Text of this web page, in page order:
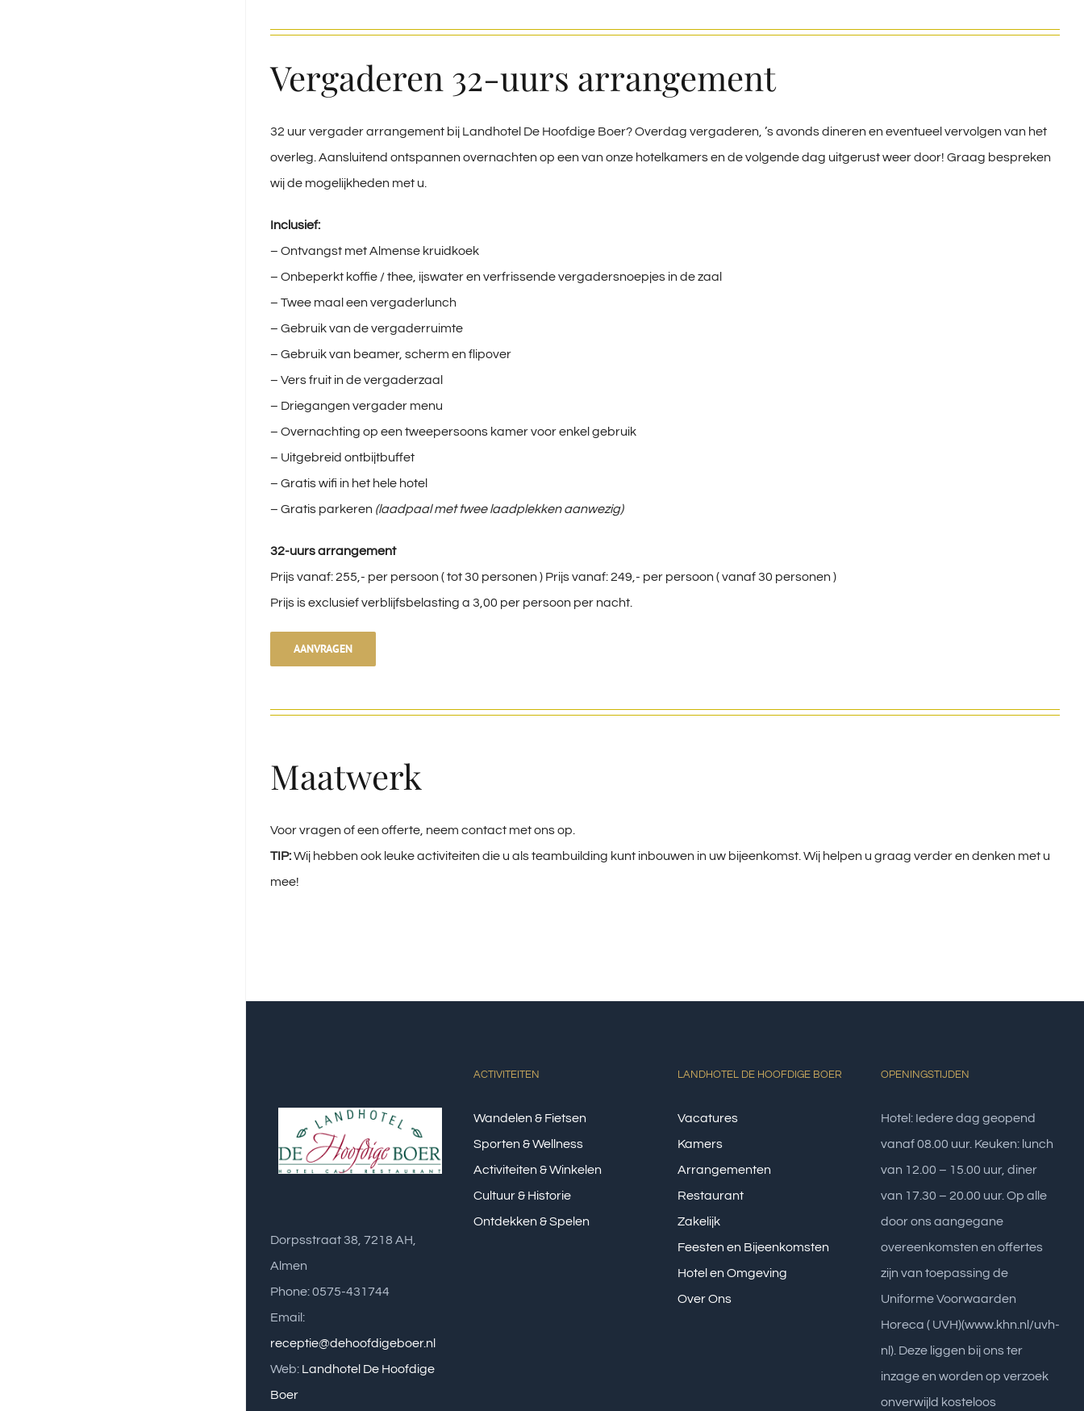
Vergaderen 32-uurs arrangement
32 uur vergader arrangement bij Landhotel De Hoofdige Boer? Overdag vergaderen, ’s avonds dineren en eventueel vervolgen van het
overleg. Aansluitend ontspannen overnachten op een van onze hotelkamers en de volgende dag uitgerust weer door! Graag bespreken
wij de mogelijkheden met u.
Inclusief:
– Ontvangst met Almense kruidkoek
– Onbeperkt koffie / thee, ijswater en verfrissende vergadersnoepjes in de zaal
– Twee maal een vergaderlunch
– Gebruik van de vergaderruimte
– Gebruik van beamer, scherm en flipover
– Vers fruit in de vergaderzaal
– Driegangen vergader menu
– Overnachting op een tweepersoons kamer voor enkel gebruik
– Uitgebreid ontbijtbuffet
– Gratis wifi in het hele hotel
– Gratis parkeren (laadpaal met twee laadplekken aanwezig)
32-uurs arrangement
Prijs vanaf: 255,- per persoon ( tot 30 personen ) Prijs vanaf: 249,- per persoon ( vanaf 30 personen )
Prijs is exclusief verblijfsbelasting a 3,00 per persoon per nacht.
AANVRAGEN
Maatwerk
Voor vragen of een offerte, neem contact met ons op.
TIP:Wij hebben ook leuke activiteiten die u als teambuilding kunt inbouwen in uw bijeenkomst. Wij helpen u graag verder en denken met u
mee!
Dorpsstraat 38, 7218 AH,
Almen
Phone: 0575-431744
Email:
receptie@dehoofdigeboer.nl
Web: Landhotel De Hoofdige
Boer
ACTIVITEITEN
Wandelen & Fietsen
Sporten & Wellness
Activiteiten & Winkelen
Cultuur & Historie
Ontdekken & Spelen
LANDHOTEL DE HOOFDIGE BOER
Vacatures
Kamers
Arrangementen
Restaurant
Zakelijk
Feesten en Bijeenkomsten
Hotel en Omgeving
Over Ons
OPENINGSTIJDEN
Hotel: Iedere dag geopend
vanaf 08.00 uur. Keuken: lunch
van 12.00 – 15.00 uur, diner
van 17.30 – 20.00 uur. Op alle
door ons aangegane
overeenkomsten en offertes
zijn van toepassing de
Uniforme Voorwaarden
Horeca ( UVH)(www.khn.nl/uvh-
nl). Deze liggen bij ons ter
inzage en worden op verzoek
onverwijld kosteloos